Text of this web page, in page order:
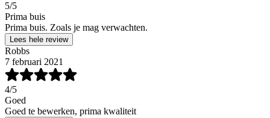
5/5
Prima buis
Prima buis. Zoals je mag verwachten.
Lees hele review
Robbs
7 februari 2021
4/5
Goed
Goed te bewerken, prima kwaliteit